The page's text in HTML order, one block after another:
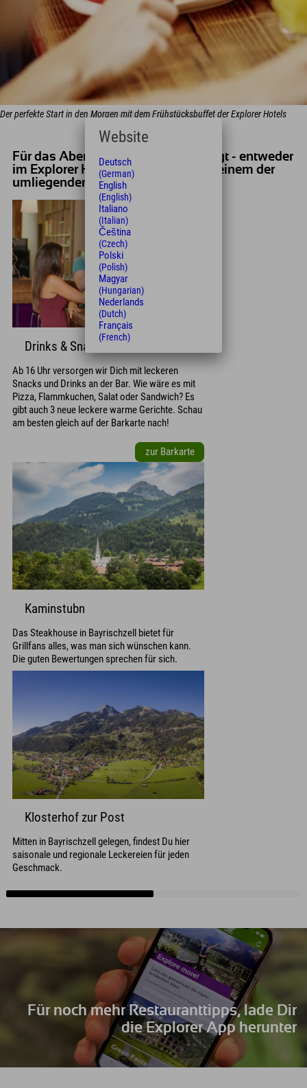
Der perfekte Start in den Morgen mit dem Frühstücksbuffet der Explorer Hotels
Für das Abendessen ist auch gesorgt - entweder
im Explorer Hotel Bayrischzell oder einem der
umliegenden Restaurants
Drinks & Snacks
Ab 16 Uhr versorgen wir Dich mit leckeren
Snacks und Drinks an der Bar. Wie wäre es mit
Pizza, Flammkuchen, Salat oder Sandwich? Es
gibt auch 3 neue leckere warme Gerichte. Schau
am besten gleich auf der Barkarte nach!
zur Barkarte
Kaminstubn
Das Steakhouse in Bayrischzell bietet für
Grillfans alles, was man sich wünschen kann.
Die guten Bewertungen sprechen für sich.
Klosterhof zur Post
Mitten in Bayrischzell gelegen, findest Du hier
saisonale und regionale Leckereien für jeden
Geschmack.
Für noch mehr Restauranttipps, lade Dir
die Explorer App herunter
Website
Deutsch
(German)
English
(English)
Italiano
(Italian)
Čeština
(Czech)
Polski
(Polish)
Magyar
(Hungarian)
Nederlands
(Dutch)
Français
(French)